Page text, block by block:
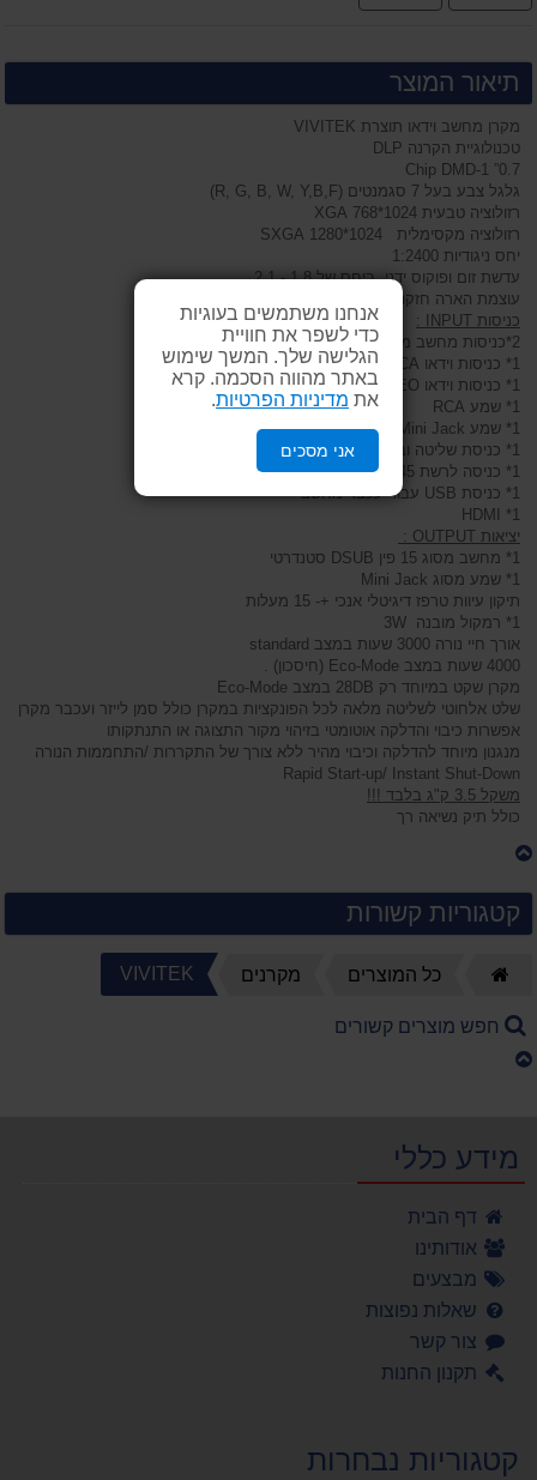
אנחנו משתמשים בעוגיות
כדי לשפר את חוויית
הגלישה שלך. המשך שימוש
באתר מהווה הסכמה. קרא
את מדיניות הפרטיות.
אני מסכים
תיאור המוצר
מקרן מחשב וידאו תוצרת VIVITEK
טכנולוגיית הקרנה DLP
0.7” 1-Chip DMD
גלגל צבע בעל 7 סגמנטים (R, G, B, W, Y,B,F)
רזולוציה טבעית 1024*768 XGA
רזולוציה מקסימלית 1024*1280 SXGA
יחס ניגודיות 1:2400
עדשת זום ופוקוס ידני ביחס של 1.8 - 2.1
עוצמת הארה חזקה במיוחד 4500 אנסי לומנס
כניסות INPUT :
2*כניסות מחשב מסוג 15 פין DSUB סטנדרטי
1* כניסות וידאו RCA
1* כניסות וידאו SVIDEO
1* שמע RCA
1* שמע Mini Jack
1* כניסת שליטה ובקרה RS232
1* כניסה לרשת RJ45 - שליטה ובקרה
1* כניסת USB עבור עכבר מחשב
1* HDMI
יציאות OUTPUT :
1* מחשב מסוג 15 פין DSUB סטנדרטי
1* שמע מסוג Mini Jack
תיקון עיוות טרפז דיגיטלי אנכי +- 15 מעלות
1* רמקול מובנה 3W
אורך חיי נורה 3000 שעות במצב standard
4000 שעות במצב Eco-Mode (חיסכון) .
מקרן שקט במיוחד רק 28DB במצב Eco-Mode
שלט אלחוטי לשליטה מלאה לכל הפונקציות במקרן כולל סמן לייזר ועכבר מקרן
אפשרות כיבוי והדלקה אוטומטי בזיהוי מקור התצוגה או התנתקותו
מנגנון מיוחד להדלקה וכיבוי מהיר ללא צורך של התקררות /התחממות הנורה
Rapid Start-up/ Instant Shut-Down
משקל 3.5 ק"ג בלבד !!!
כולל תיק נשיאה רך
קטגוריות קשורות
כל המוצרים מקרנים VIVITEK
חפש מוצרים קשורים
מידע כללי
דף הבית
אודותינו
מבצעים
שאלות נפוצות
צור קשר
תקנון החנות
קטגוריות נבחרות